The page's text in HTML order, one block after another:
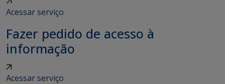
Acessar serviço
Fazer pedido de acesso à
informação
Acessar serviço